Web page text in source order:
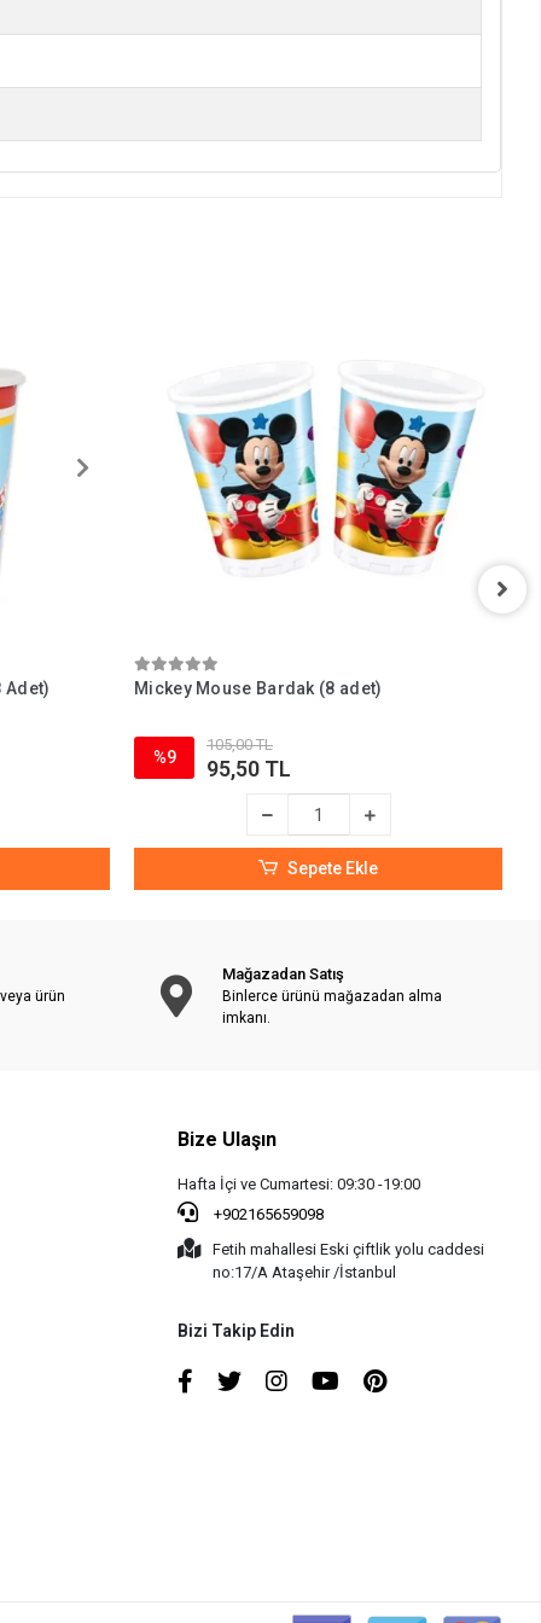
Adet) Mickey Mouse Bardak (8 adet)
%9
105,00 TL
95,50 TL
Sepete Ekle
ürün
Mağazadan Satış
Binlerce ürünü mağazadan alma
imkanı.
Bize Ulaşın
Hafta İçi ve Cumartesi: 09:30 -19:00
+902165659098
Fetih mahallesi Eski çiftlik yolu caddesi
no:17/A Ataşehir /İstanbul
Bizi Takip Edin